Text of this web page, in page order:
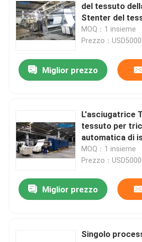
del tessuto
Stenter del
della casa 50HZ
MOQ：1 insieme
Prezzo：
Miglior prezzo
L'asciugatrice
tessuto per
automatica di
tessuto del
tessuto 3
MOQ：1 insieme
Prezzo：
Miglior prezzo
Singolo